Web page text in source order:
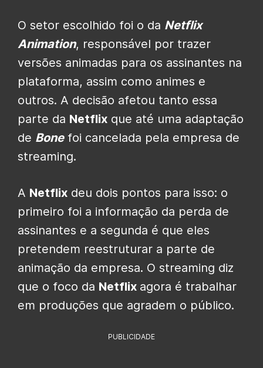
O setor escolhido foi o da Netflix
Animation, responsável por trazer
versões animadas para os assinantes na
plataforma, assim como animes e
outros. A decisão afetou tanto essa
parte da Netflix que até uma adaptação
de Bonefoi cancelada pela empresa de
streaming.
A Netflix deu dois pontos para isso: o
primeiro foi a informação da perda de
assinantes e a segunda é que eles
pretendem reestruturar a parte de
animação da empresa. O streaming diz
que o foco da Netflix agora é trabalhar
em produções que agradem o público.
PUBLICIDADE